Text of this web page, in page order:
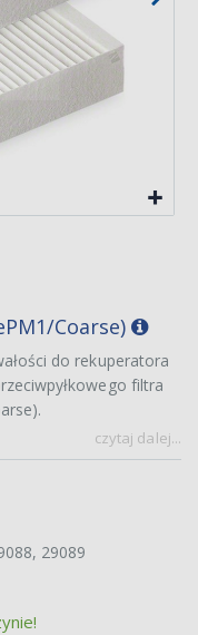
Coarse)
do rekuperatora
filtra
czytaj dalej...
29089